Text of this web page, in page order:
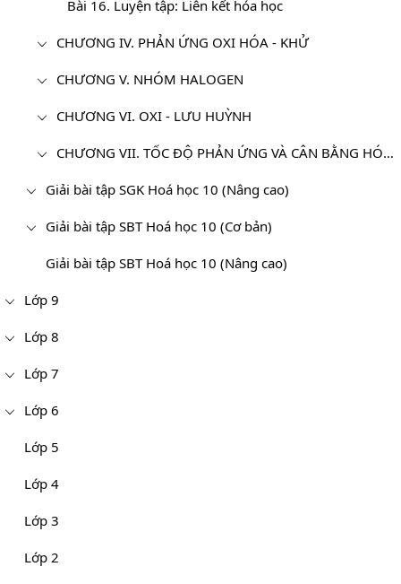
Bài 16. Luyện tập: Liên kết hóa học
CHƯƠNG IV. PHẢN ỨNG OXI HÓA - KHỬ
CHƯƠNG V. NHÓM HALOGEN
CHƯƠNG VI. OXI - LƯU HUỲNH
CHƯƠNG VII. TỐC ĐỘ PHẢN ỨNG VÀ CÂN BẰNG HÓA HỌC - HÓA HỌC 10
Giải bài tập SGK Hoá học 10 (Nâng cao)
Giải bài tập SBT Hoá học 10 (Cơ bản)
Giải bài tập SBT Hoá học 10 (Nâng cao)
Lớp 9
Lớp 8
Lớp 7
Lớp 6
Lớp 5
Lớp 4
Lớp 3
Lớp 2